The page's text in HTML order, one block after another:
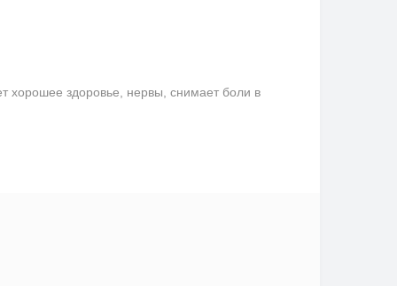
хорошее здоровье, нервы, снимает боли в